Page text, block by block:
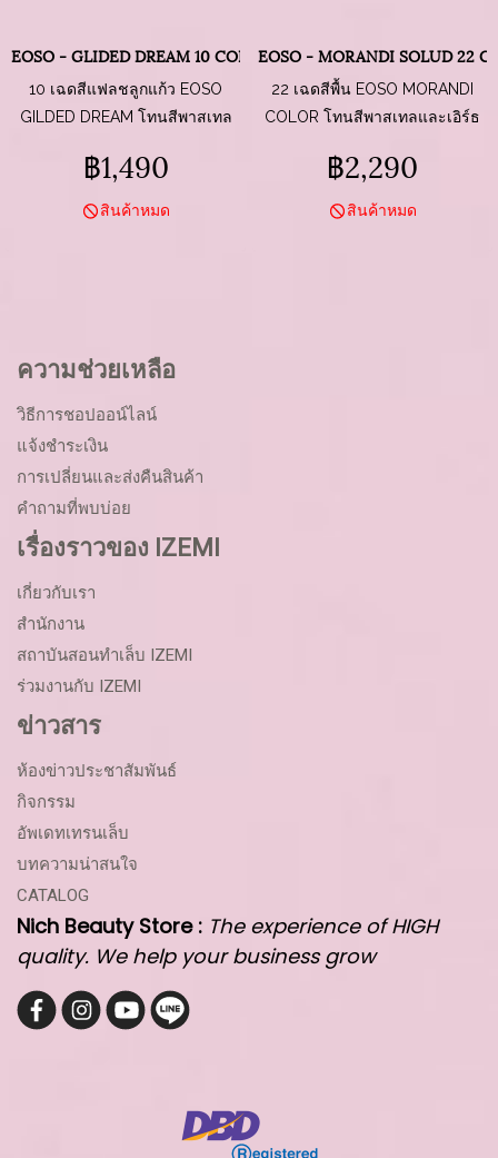
EOSO - GLIDED DREAM 10 COLORS MAGNET
10 เฉดสีแฟลชลูกแก้ว EOSO
GILDED DREAM โทนสีพาสเทล
แล้วมือดูน่ารักแบบธรรมชาติ
฿1,490
สินค้าหมด
EOSO - MORANDI SOLUD 22
22 เฉดสีพื้น EOSO MORANDI
COLOR โทนสีพาสเทลและเอิร์ธ
ง่ายแต่มีเสน่ห์
฿2,290
สินค้าหมด
ความช่วยเหลือ
วิธีการชอปออน์ไลน์
แจ้งชำระเงิน
การเปลี่ยนและส่งคืนสินค้า
คำถามที่พบบ่อย
เรื่องราวของ IZEMI
เกี่ยวกับเรา
สำนักงาน
สถาบันสอนทำเล็บ IZEMI
ร่วมงานกับ IZEMI
ข่าวสาร
ห้องข่าวประชาสัมพันธ์
กิจกรรม
อัพเดทเทรนเล็บ
บทความน่าสนใจ
CATALOG
Nich Beauty Store : The experience of HIGH
quality. We help your business grow